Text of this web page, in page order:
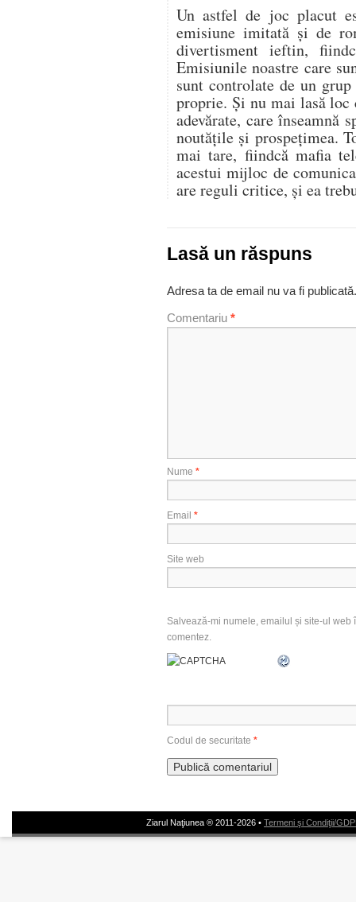
Un astfel de joc placut
emisiune imitată și de
divertisment ieftin,
Emisiunile noastre care
sunt controlate de un
proprie. Și nu mai lasă
adevărate, care înseamnă
noutățile și prospețimea.
mai tare, fiindcă mafia
acestui mijloc de
are reguli critice, și ea
Lasă un răspuns
Adresa ta de email nu va fi publicată.
Comentariu *
Nume *
Email *
Site web
Salvează-mi numele, emailul și site-ul
comentez.
Codul de securitate *
Ziarul Naţiunea ® 2011-2026 • Termeni şi Condiţii/